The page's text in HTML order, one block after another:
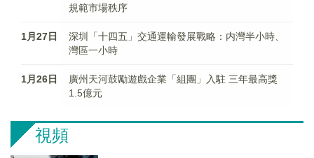
規範市場秩序
1月27日
深圳「十四五」交通運輸發展戰略：内灣半小時、
灣區一小時
1月26日
廣州天河鼓勵遊戲企業「組團」入駐 三年最高獎
1.5億元
視頻